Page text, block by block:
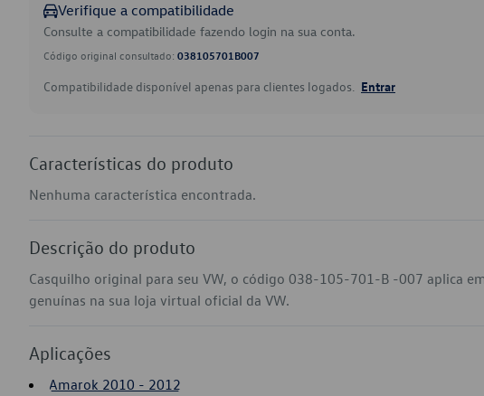
Verifique a compatibilidade
Consulte a compatibilidade fazendo login na sua conta.
Código original consultado: 038105701B007
Compatibilidade disponível apenas para clientes logados. Entrar
Características do produto
Nenhuma característica encontrada.
Descrição do produto
Casquilho original para seu VW, o código 038-105-701-B -007 aplica
genuínas na sua loja virtual oficial da VW.
Aplicações
Amarok 2010 - 2012